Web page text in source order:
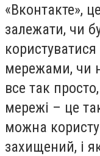
«Вконтакте»,
залежати, чи
мережами, чи
все так
мережі – це
можна
захищений, і